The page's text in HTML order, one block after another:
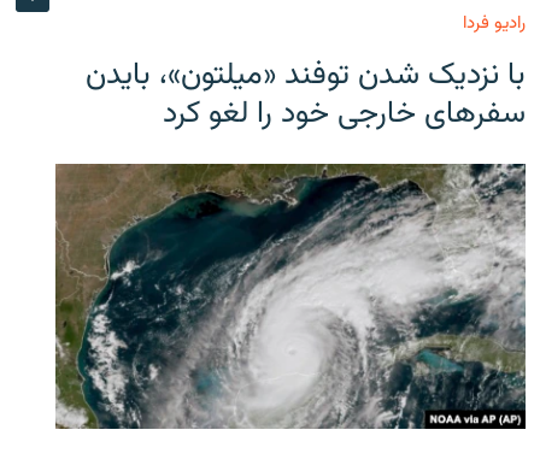
رادیو فردا
با نزدیک شدن توفند «میلتون»، بایدن
سفرهای خارجی خود را لغو کرد